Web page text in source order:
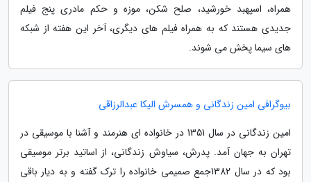
همراه، اسپهبد خورشید، صلح شکن، موزه و حکم مادری پنج فیلم
جدیدی هستند که به همراه فیلم های دیگری، آخر این هفته از شبکه
های سیما پخش می شوند.
بیوگرافی امین زندگانی و همسرش الیکا عبدالرزاقی
امین زندگانی در سال 1351 در خانواده ای هنرمند و آشنا با موسیقی در
تهران به جهان آمد. پدرش، سیاوش زندگانی، از اساتید برتر موسیقی
بود که در سال 1382جمع صمیمی خانواده را ترک گفته و به دیار باقی